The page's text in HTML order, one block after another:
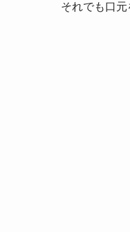
それでも口元